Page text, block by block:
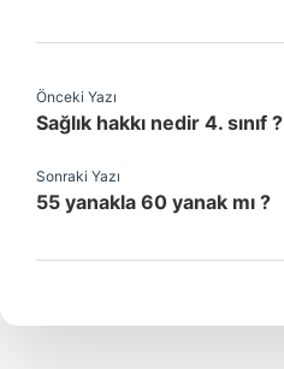
Önceki Yazı
Sağlık hakkı nedir 4. sınıf ?
Sonraki Yazı
55 yanakla 60 yanak mı ?